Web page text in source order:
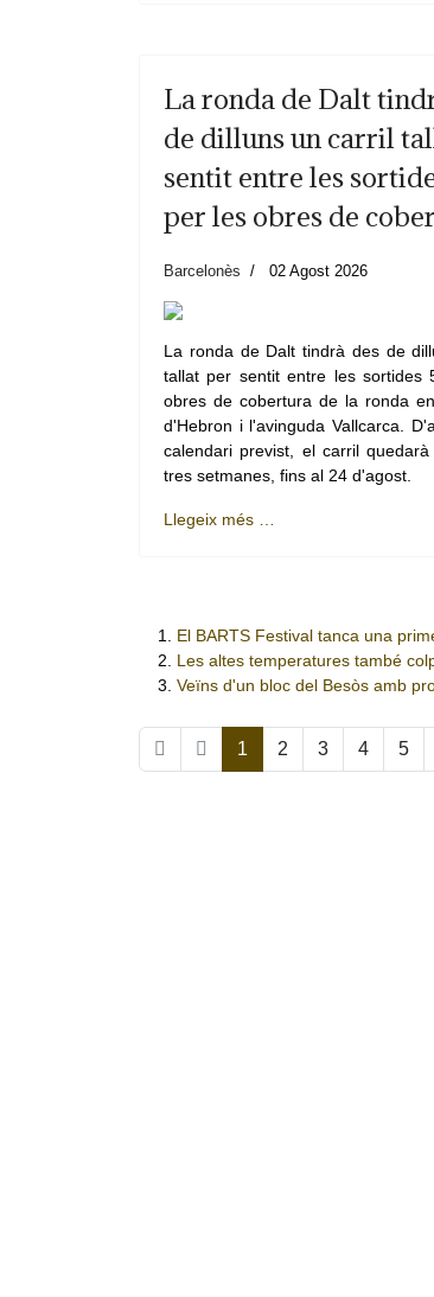
La ronda de Dalt
de dilluns un carril
sentit entre les
per les obres de
Barcelonès 02 Agost 2026
La ronda de Dalt tindrà des de
tallat per sentit entre les sortides
obres de cobertura de la ronda
d'Hebron i l'avinguda Vallcarca.
calendari previst, el carril
tres setmanes, fins al 24 d'agost.
Llegeix més …
El BARTS Festival tanca una
Les altes temperatures també
Veïns d'un bloc del Besòs amb
1 2 3 4 5